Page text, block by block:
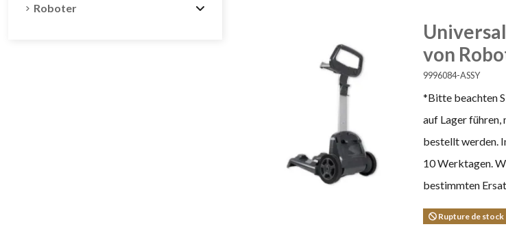
von
9996084-ASSY
*Bitte beachten
auf Lager
bestellt werden.
10 Werktagen.
bestimmten
Rupture de stock
Roboter